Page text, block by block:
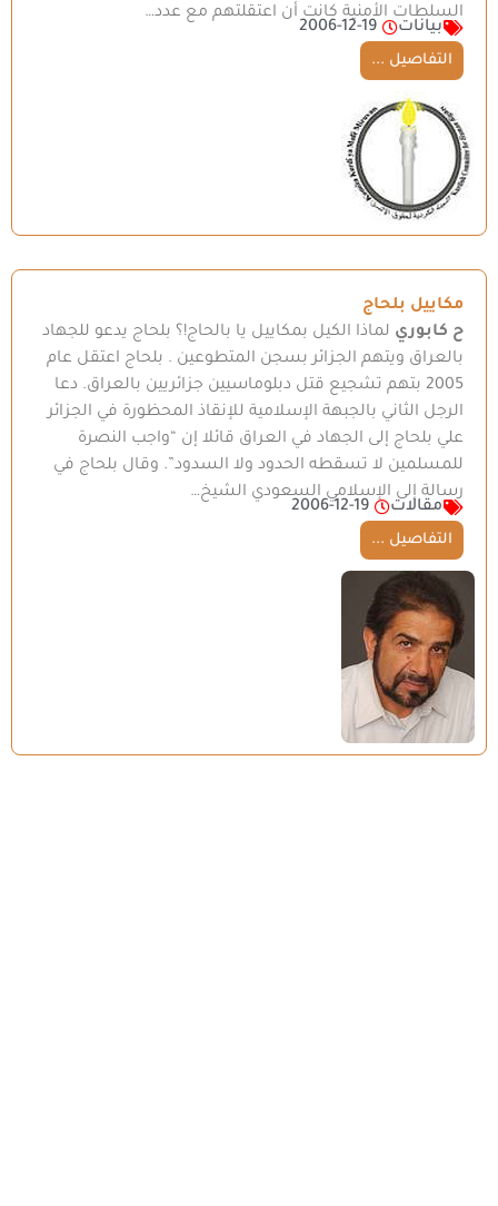
السلطات الأمنية كانت أن اعتقلتهم مع عدد…
بيانات
2006-12-19
التفاصيل ...
مكاييل بلحاج
ح كابوري لماذا الكيل بمكاييل يا بالحاج!؟ بلحاج يدعو للجهاد
بالعراق ويتهم الجزائر بسجن المتطوعين . بلحاج اعتقل عام
2005 بتهم تشجيع قتل دبلوماسيين جزائريين بالعراق. دعا
الرجل الثاني بالجبهة الإسلامية للإنقاذ المحظورة في الجزائر
علي بلحاج إلى الجهاد في العراق قائلا إن “واجب النصرة
للمسلمين لا تسقطه الحدود ولا السدود”. وقال بلحاج في
رسالة إلى الإسلامي السعودي الشيخ…
مقالات
2006-12-19
التفاصيل ...